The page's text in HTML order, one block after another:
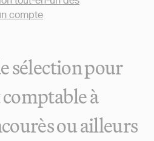
sélection pour
à
ou ailleurs